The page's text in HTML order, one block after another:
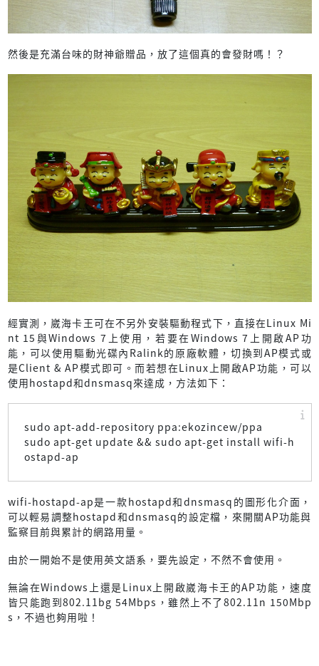
然後是充滿台味的財神爺贈品，放了這個真的會發財嗎！？
經實測，崴海卡王可在不另外安裝驅動程式下，直接在Linux Mi
nt 15與Windows 7上使用，若要在Windows 7上開啟AP功
能，可以使用驅動光碟內Ralink的原廠軟體，切換到AP模式或
是Client & AP模式即可。而若想在Linux上開啟AP功能，可以
使用hostapd和dnsmasq來達成，方法如下：
sudo apt-add-repository ppa:ekozincew/ppa
sudo apt-get update && sudo apt-get install wifi-h
ostapd-ap
wifi-hostapd-ap是一款hostapd和dnsmasq的圖形化介面，
可以輕易調整hostapd和dnsmasq的設定檔，來開關AP功能與
監察目前與累計的網路用量。
由於一開始不是使用英文語系，要先設定，不然不會使用。
無論在Windows上還是Linux上開啟崴海卡王的AP功能，速度
皆只能跑到802.11bg 54Mbps，雖然上不了802.11n 150Mbp
s，不過也夠用啦！